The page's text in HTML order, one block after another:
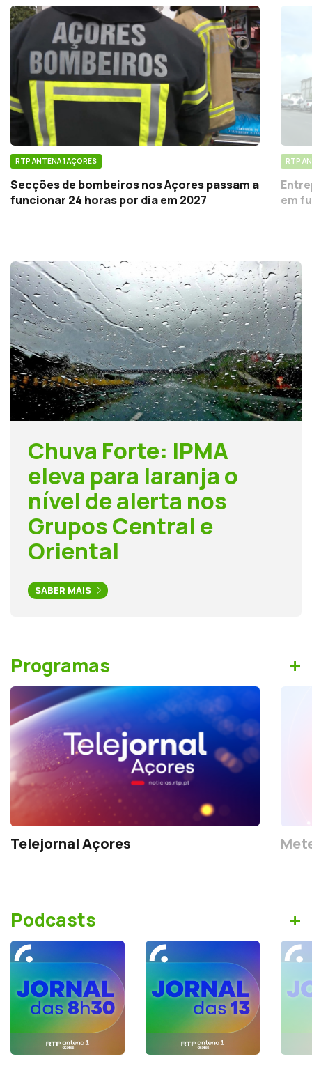
RTP ANTENA 1 AÇORES
Secções de bombeiros nos Açores passam a
funcionar 24 horas por dia em 2027
RTP
em
Chuva Forte: IPMA
eleva para laranja o
nível de alerta nos
Grupos Central e
Oriental
SABER MAIS
Programas +
Telejornal Açores
Podcasts +